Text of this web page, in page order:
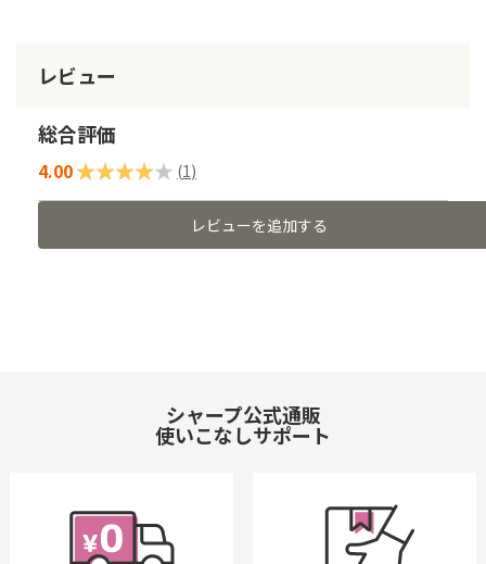
レビュー
総合評価
評価:
4.00
80
% of100
(1 )
レビューを追加する
シャープ公式通販
使いこなしサポート